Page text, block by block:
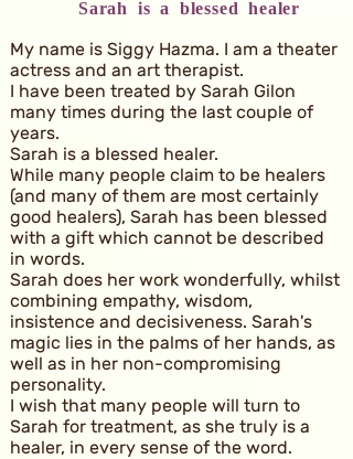
Sarah is a blessed healer
My name is Siggy Hazma. I am a theater
actress and an art therapist.
I have been treated by Sarah Gilon
many times during the last couple of
years.
Sarah is a blessed healer.
While many people claim to be healers
(and many of them are most certainly
good healers), Sarah has been blessed
with a gift which cannot be described
in words.
Sarah does her work wonderfully, whilst
combining empathy, wisdom,
insistence and decisiveness. Sarah's
magic lies in the palms of her hands, as
well as in her non-compromising
personality.
I wish that many people will turn to
Sarah for treatment, as she truly is a
healer, in every sense of the word.